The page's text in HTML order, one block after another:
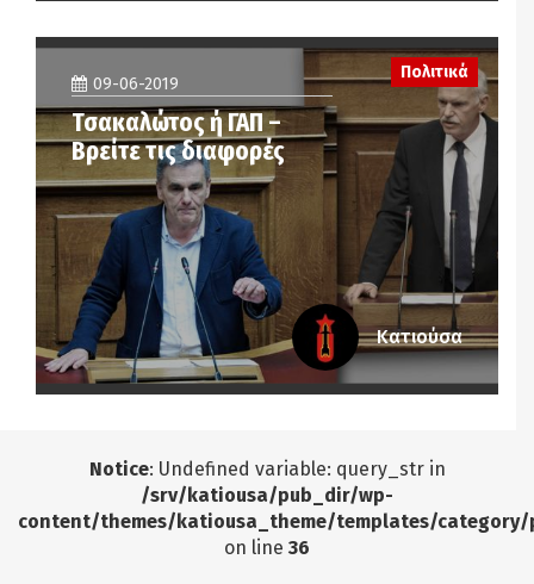
09-06-2019
Τσακαλώτος ή ΓΑΠ –
Βρείτε τις διαφορές
Πολιτικά
Κατιούσα
Notice: Undefined variable: query_str in
/srv/katiousa/pub_dir/wp-
content/themes/katiousa_theme/templates/
on line 36